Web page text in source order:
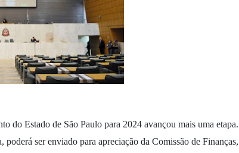
do Estado de São Paulo para 2024 avançou mais uma etapa.
ser enviado para apreciação da Comissão de Finanças,